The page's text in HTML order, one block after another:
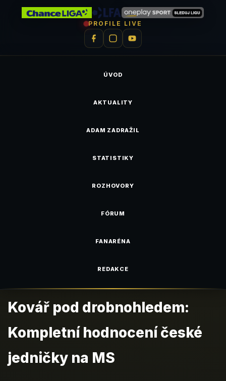
PROFILE LIVE
ÚVOD
AKTUALITY
ADAM ZADRAŽIL
STATISTIKY
ROZHOVORY
FÓRUM
FANARÉNA
REDAKCE
Kovář pod drobnohledem:
Kompletní hodnocení české
jedničky na MS